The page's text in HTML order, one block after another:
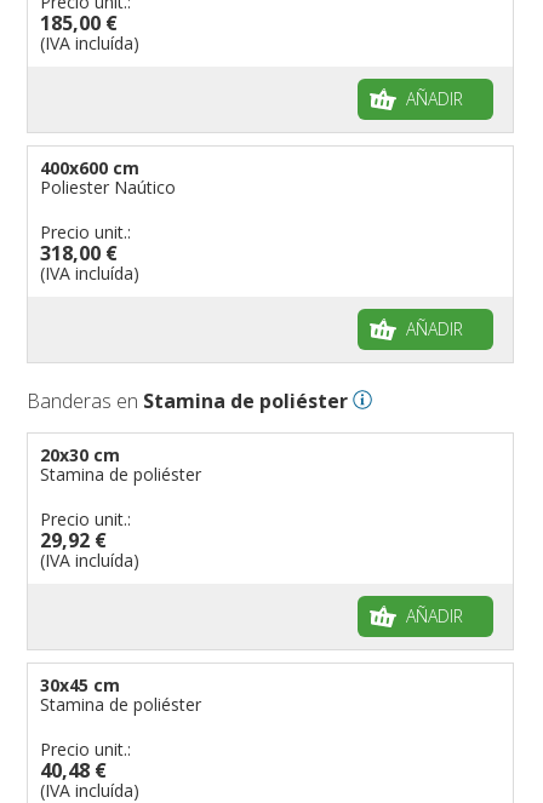
185,00 €
(IVA incluída)
AÑADIR
400x600 cm
Poliester Naútico
Precio unit.:
318,00 €
(IVA incluída)
AÑADIR
Banderas en Stamina de poliéster
20x30 cm
Stamina de poliéster
Precio unit.:
29,92 €
(IVA incluída)
AÑADIR
30x45 cm
Stamina de poliéster
Precio unit.:
40,48 €
(IVA incluída)